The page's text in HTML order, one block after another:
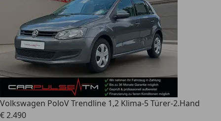
Volkswagen PoloV Trendline 1,2 Klima-5 Türer-2.Hand
€ 2.490